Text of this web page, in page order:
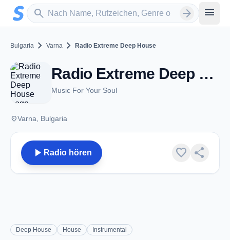
Zum Hauptinhalt springen
search
Sender suchen arrow_forward menu
Bulgaria chevron_right Varna chevron_right Radio Extreme Deep House
Radio Extreme Deep House - Varna
Music For Your Soul
placeVarna, Bulgaria
play_arrow Radio hören favorite share
Deep House House Instrumental